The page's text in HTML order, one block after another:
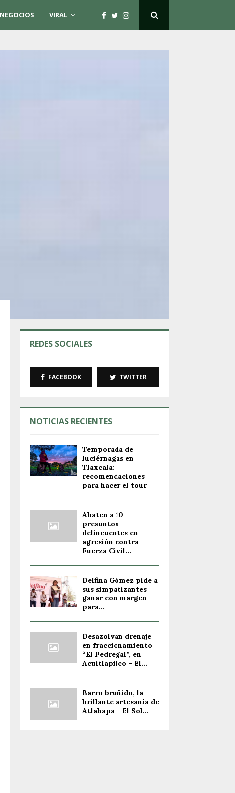
NEGOCIOS VIRAL
REDES SOCIALES
FACEBOOK TWITTER
NOTICIAS RECIENTES
Temporada de
luciérnagas en
Tlaxcala:
recomendaciones
para hacer el tour
Abaten a 10
presuntos
delincuentes en
agresión contra
Fuerza Civil...
Delfina Gómez pide a
sus simpatizantes
ganar con margen
para...
Desazolvan drenaje
en fraccionamiento
“El Pedregal”, en
Acuitlapilco – El...
Barro bruñido, la
brillante artesanía de
Atlahapa – El Sol...